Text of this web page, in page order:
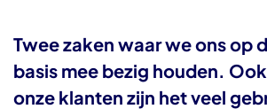
Twee zaken waar we ons op
basis mee bezig houden.
onze klanten zijn het veel